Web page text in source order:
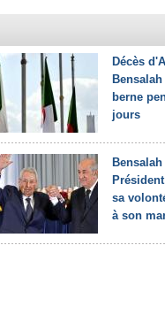
Décès
berne
jours
sa
à son